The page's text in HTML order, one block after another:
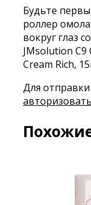
Будьте
роллер
вокруг глаз
JMsolution C9
Cream Rich,
Для